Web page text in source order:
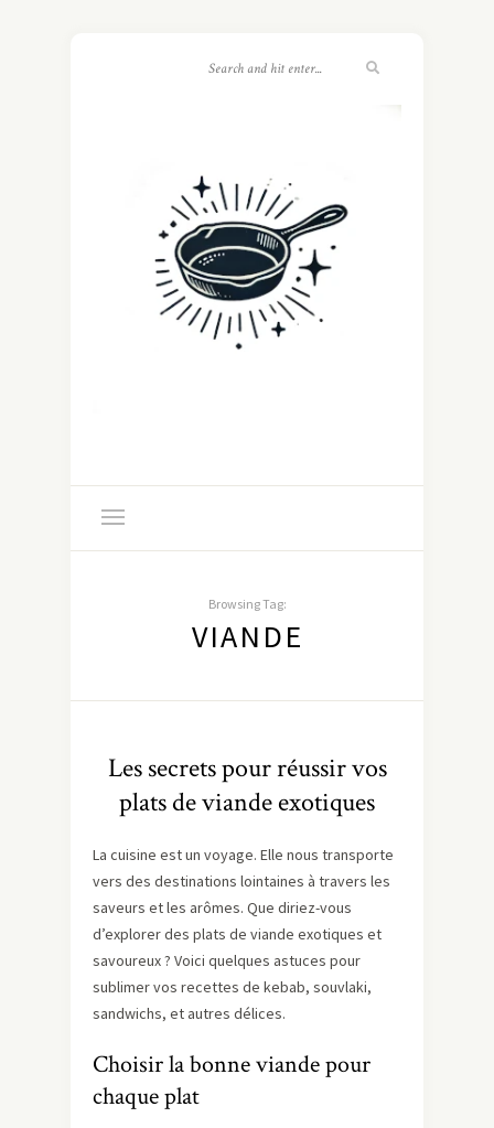
Browsing Tag:
VIANDE
Les secrets pour réussir vos
plats de viande exotiques
La cuisine est un voyage. Elle nous transporte
vers des destinations lointaines à travers les
saveurs et les arômes. Que diriez-vous
d’explorer des plats de viande exotiques et
savoureux ? Voici quelques astuces pour
sublimer vos recettes de kebab, souvlaki,
sandwichs, et autres délices.
Choisir la bonne viande pour
chaque plat